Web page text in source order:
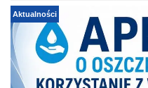
Aktualności